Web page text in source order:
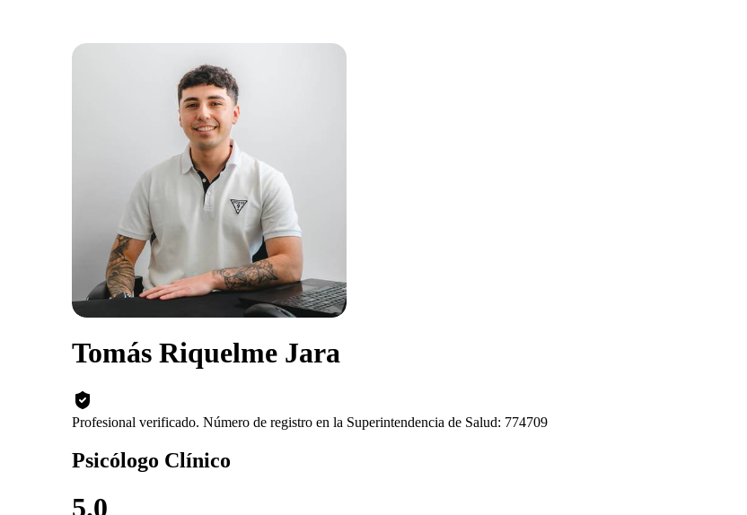
Tomás Riquelme Jara
Profesional verificado. Número de registro en la Superintendencia de Salud: 774709
Psicólogo Clínico
5.0